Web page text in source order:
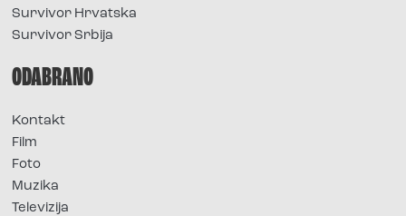
Survivor Hrvatska
Survivor Srbija
ODABRANO
Kontakt
Film
Foto
Muzika
Televizija